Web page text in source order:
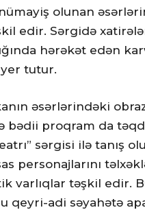
olunan
edir. Sərgidə
hərəkət edən
tutur.
əsərlərindəki
bədii proqram da
sərgisi ilə tanış
personajlarını
varlıqlar təşkil edir.
qeyri-adi səyahətə